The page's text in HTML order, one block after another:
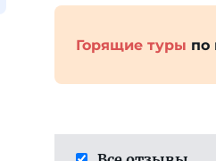
Горящие туры по